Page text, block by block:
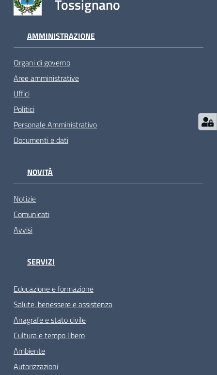
Tossignano
AMMINISTRAZIONE
Organi di governo
Aree amministrative
Uffici
Politici
Personale Amministrativo
Documenti e dati
NOVITÀ
Notizie
Comunicati
Avvisi
SERVIZI
Educazione e formazione
Salute, benessere e assistenza
Anagrafe e stato civile
Cultura e tempo libero
Ambiente
Autorizzazioni